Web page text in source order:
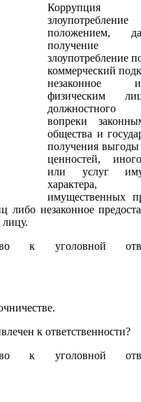
положением,
получение
злоупотребление
коммерческий
незаконное
физическим
должностного
вопреки
общества и
получения выгоды
ценностей,
или услуг
имущественных
либо незаконное
к уголовной
к ответственности?
к уголовной